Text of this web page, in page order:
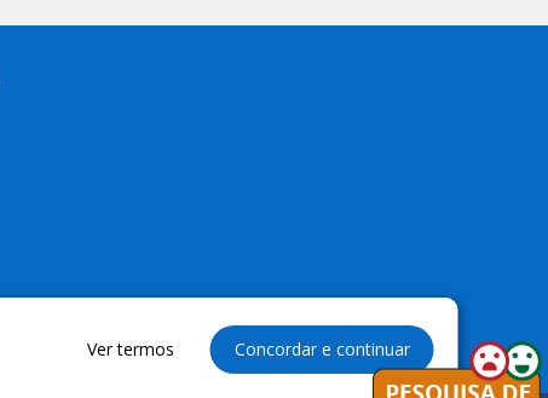
Ver termos Concordar e continuar